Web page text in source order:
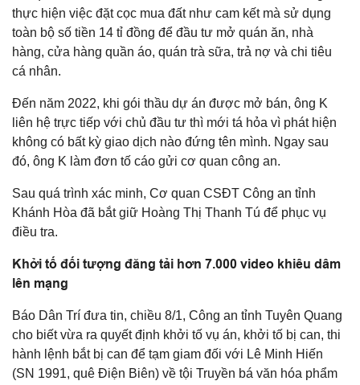
thực hiện việc đặt cọc mua đất như cam kết mà sử dụng
toàn bộ số tiền 14 tỉ đồng để đầu tư mở quán ăn, nhà
hàng, cửa hàng quần áo, quán trà sữa, trả nợ và chi tiêu
cá nhân.
Đến năm 2022, khi gói thầu dự án được mở bán, ông K
liên hệ trực tiếp với chủ đầu tư thì mới tá hỏa vì phát hiện
không có bất kỳ giao dịch nào đứng tên mình. Ngay sau
đó, ông K làm đơn tố cáo gửi cơ quan công an.
Sau quá trình xác minh, Cơ quan CSĐT Công an tỉnh
Khánh Hòa đã bắt giữ Hoàng Thị Thanh Tú để phục vụ
điều tra.
Khởi tố đối tượng đăng tải hơn 7.000 video khiêu dâm
lên mạng
Báo Dân Trí đưa tin, chiều 8/1, Công an tỉnh Tuyên Quang
cho biết vừa ra quyết định khởi tố vụ án, khởi tố bị can, thi
hành lệnh bắt bị can để tạm giam đối với Lê Minh Hiến
(SN 1991, quê Điện Biên) về tội Truyền bá văn hóa phẩm